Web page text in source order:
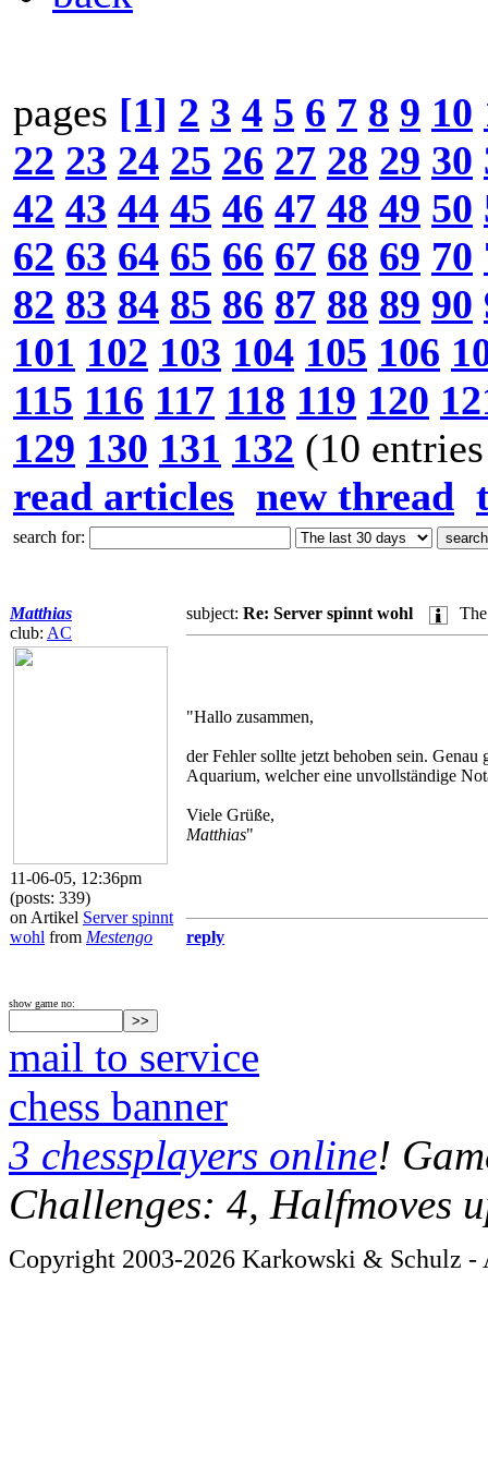
pages [1] 2 3 4 5 6 7 8 9 10
22 23 24 25 26 27 28 29 30
42 43 44 45 46 47 48 49 50
62 63 64 65 66 67 68 69 70
82 83 84 85 86 87 88 89 90
101 102 103 104 105 106
115 116 117 118 119 120
129 130 131 132 (10
read articles new thread
search for:
Matthias
club: AC
11-06-05, 12:36pm
(posts: 339)
on Artikel Server spinnt
wohl from Mestengo
subject: Re: Server spinnt wohl
"Hallo zusammen,
der Fehler sollte jetzt behoben sein.
Aquarium, welcher eine unvollständige
Viele Grüße,
Matthias"
reply
show game no:
mail to service
chess banner
3 chessplayers online!
Challenges: 4, Halfmoves
Copyright 2003-2026 Karkowski & Schulz